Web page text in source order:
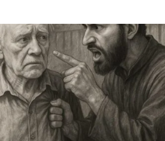
c
e
b
o
o
k
itt
e
r
k
e
dI
n
ai
l
ar
e